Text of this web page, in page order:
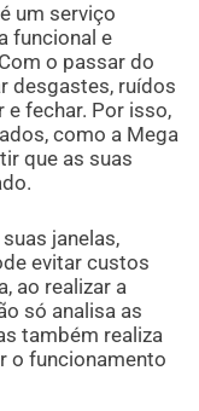
um serviço
funcional e
o passar do
desgastes, ruídos
fechar. Por isso,
como a Mega
que as suas
janelas,
evitar custos
ao realizar a
só analisa as
também realiza
o funcionamento